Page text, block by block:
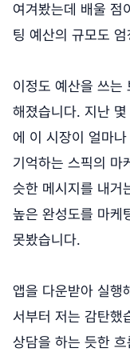
여겨봤는데 배울 점
팅 예산의 규모도
이정도 예산을 쓰는
해졌습니다. 지난
에 이 시장이 얼마
기억하는 스픽의 마
슷한 메시지를 내거
높은 완성도를 마케
못봤습니다.
앱을 다운받아 실행
서부터 저는 감탄했
상담을 하는 듯한